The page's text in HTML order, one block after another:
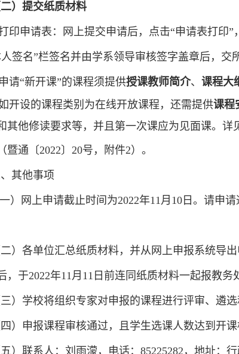
二）提交纸质材料
印申请表： 网上提交申请后，点击“申请表打印”
签名”栏签名并由学系领导审核签字盖章后，交
申请“新开课”的课程须提供授课教师简介、 课程大
开设的课程类别为在线开放课程 ，还需提供课程
其他修读要求等，并且第一次课应为见面课。详
（暨通〔2022〕20号 ，附件2） 。
其他事项
一）网上申请截止时间为2022年11月 10日。请申请
二）各单位汇总纸质材料，并从网上申报系统导
，于2022年11月 11 日前连同纸质材料一起报教务
三）学校将组织专家对申报的课程进行评审、遴选
四）申报课程审核通过，且学生选课人数达到开
五）联系人：刘雨濛，电话：85225282 ，地址：